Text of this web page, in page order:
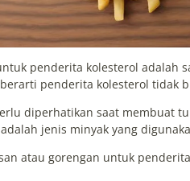
penderita kolesterol adalah
penderita kolesterol tidak
diperhatikan saat membuat
jenis minyak yang
atau gorengan untuk